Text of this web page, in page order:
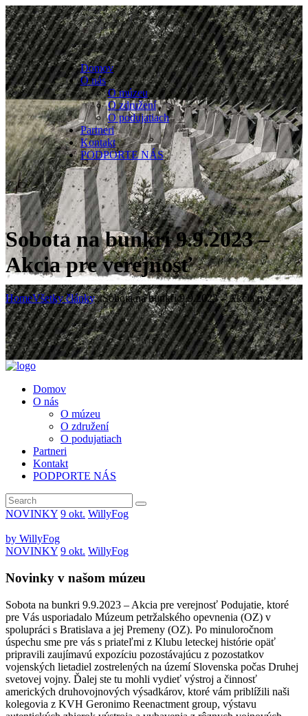
Domov
O nás
O múzeu
O združení
O podujatiach
Partneri
Kontakt
PODPORTE NÁS
Sobota na bunkri 9.9.2023 –
Akcia pre verejnosť
HomeVšetky články...Sobota na bunkri 9.9.2023 – Akcia pre...
Domov
O nás
O múzeu
O združení
O podujatiach
Partneri
Kontakt
PODPORTE NÁS
NOVINKY 9 okt. WillyFog
by WillyFog
NOVINKY 9 okt. WillyFog
Novinky v našom múzeu
Sobota na bunkri 9.9.2023 – Akcia pre verejnosť Podujatie, ktoré
pre Vás usporiadalo Múzeum petržalského opevnenia (OZ) v
spolupráci s Bratislava a jej Premeny (OZ). Po minuloročnom
úspechu sme pre vás s priateľmi z Klubu leteckej histórie opäť
pripravili zaujímavú expozíciu pozostávajúcu z pozostatkov
vojenských lietadiel zostrelených na území Slovenska počas Druhej
svetovej vojny. Ďalej ste tu mohli vydieť výstroj a činnosť
amerických druhovojnových výsadkárov, ktoré vám priblížili naši
kolegovia z KVH Geronimo Reenactment group, výstavu